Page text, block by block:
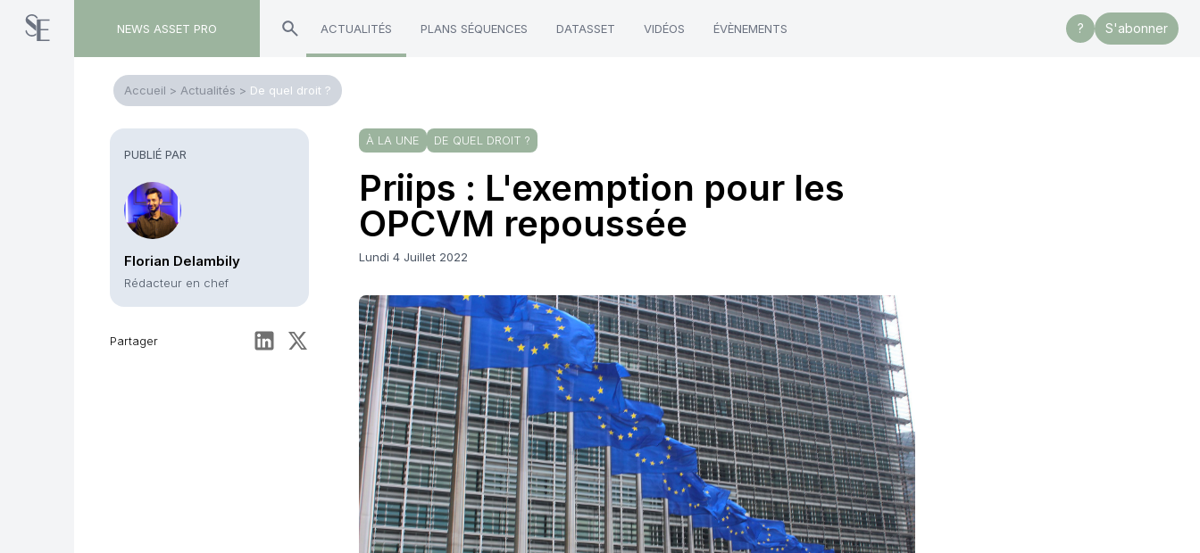
NEWS ASSET PRO ACTUALITÉS PLANS SÉQUENCES DATASSET VIDÉOS ÉVÈNEMENTS ? S'abonner
Accueil > Actualités > De quel droit ?
PUBLIÉ PAR
Florian Delambily
Rédacteur en chef
Partager
À LA UNE DE QUEL DROIT ?
Priips : L'exemption pour les
OPCVM repoussée
Lundi 4 Juillet 2022